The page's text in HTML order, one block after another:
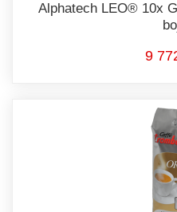
Alphatech LEO® 10x
9